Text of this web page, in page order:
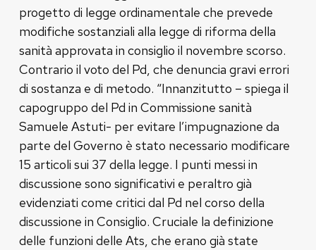
progetto di legge ordinamentale che prevede
modifiche sostanziali alla legge di riforma della
sanità approvata in consiglio il novembre scorso.
Contrario il voto del Pd, che denuncia gravi errori
di sostanza e di metodo. “Innanzitutto – spiega il
capogruppo del Pd in Commissione sanità
Samuele Astuti- per evitare l’impugnazione da
parte del Governo è stato necessario modificare
15 articoli sui 37 della legge. I punti messi in
discussione sono significativi e peraltro già
evidenziati come critici dal Pd nel corso della
discussione in Consiglio. Cruciale la definizione
delle funzioni delle Ats, che erano già state